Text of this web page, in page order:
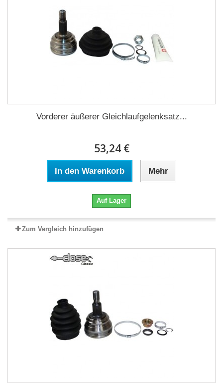
Vorderer äußerer Gleichlaufgelenksatz...
53,24 €
In den Warenkorb Mehr
Auf Lager
Zum Vergleich hinzufügen